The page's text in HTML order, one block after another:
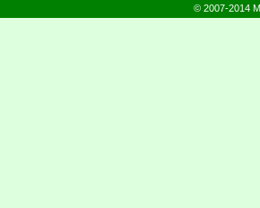
© 2007-2014